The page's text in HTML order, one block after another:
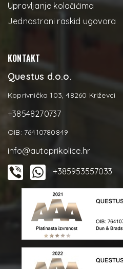
Upravljanje kolačićima
Jednostrani raskid ugovora
KONTAKT
Questus d.o.o.
Koprivnička 103, 48260 Križevci
+38548270737
OIB: 76410780849
info@autoprikolice.hr
+385953557033